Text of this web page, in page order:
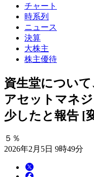
チャート
時系列
ニュース
決算
大株主
株主優待
資生堂について
アセットマネ
少したと報告 [
５％
2026年2月5日 9時49分